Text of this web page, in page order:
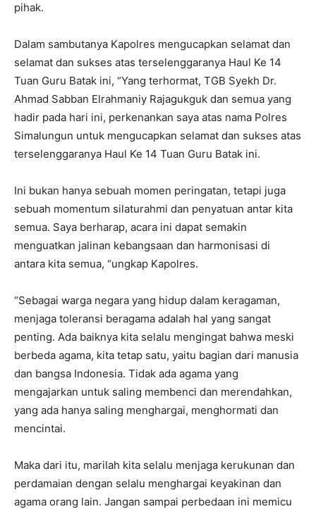
pihak.
Dalam sambutanya Kapolres mengucapkan selamat dan
selamat dan sukses atas terselenggaranya Haul Ke 14
Tuan Guru Batak ini, “Yang terhormat, TGB Syekh Dr.
Ahmad Sabban Elrahmaniy Rajagukguk dan semua yang
hadir pada hari ini, perkenankan saya atas nama Polres
Simalungun untuk mengucapkan selamat dan sukses atas
terselenggaranya Haul Ke 14 Tuan Guru Batak ini.
Ini bukan hanya sebuah momen peringatan, tetapi juga
sebuah momentum silaturahmi dan penyatuan antar kita
semua. Saya berharap, acara ini dapat semakin
menguatkan jalinan kebangsaan dan harmonisasi di
antara kita semua, “ungkap Kapolres.
“Sebagai warga negara yang hidup dalam keragaman,
menjaga toleransi beragama adalah hal yang sangat
penting. Ada baiknya kita selalu mengingat bahwa meski
berbeda agama, kita tetap satu, yaitu bagian dari manusia
dan bangsa Indonesia. Tidak ada agama yang
mengajarkan untuk saling membenci dan merendahkan,
yang ada hanya saling menghargai, menghormati dan
mencintai.
Maka dari itu, marilah kita selalu menjaga kerukunan dan
perdamaian dengan selalu menghargai keyakinan dan
agama orang lain. Jangan sampai perbedaan ini memicu